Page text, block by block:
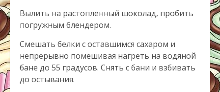
Вылить на растопленный шоколад, пробить
погружным блендером.
Смешать белки с оставшимся сахаром и
непрерывно помешивая нагреть на водяной
бане до 55 градусов. Снять с бани и взбивать
до остывания.